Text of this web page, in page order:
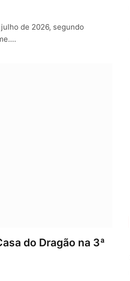
de 2026, segundo
do Dragão na 3ª